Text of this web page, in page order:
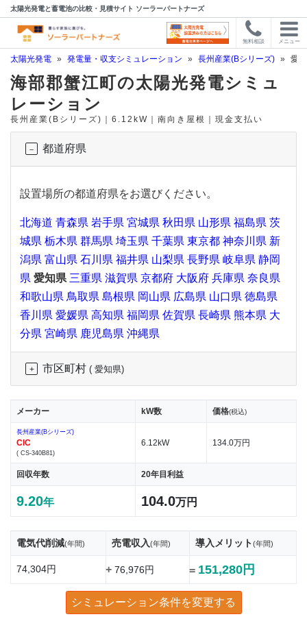
太陽光発電と蓄電池の比較・見積サイト ソーラーパートナーズ
無料相談 メニュー
太陽光発電 » 発電量・収支シミュレーション » 長州産業(Bシリーズ) » 愛
海部郡蟹江町の太陽光発電シミュ
レーション
長州産業(Bシリーズ)｜6.12kW｜南向き屋根｜現金支払い
都道府県
設置場所の都道府県をお選びください。
北海道 青森県 岩手県 宮城県 秋田県 山形県 福島県 茨
城県 栃木県 群馬県 埼玉県 千葉県 東京都 神奈川県 新
潟県 富山県 石川県 福井県 山梨県 長野県 岐阜県 静岡
県 愛知県 三重県 滋賀県 京都府 大阪府 兵庫県 奈良県
和歌山県 鳥取県 島根県 岡山県 広島県 山口県 徳島県
香川県 愛媛県 高知県 福岡県 佐賀県 長崎県 熊本県 大
分県 宮崎県 鹿児島県 沖縄県
市区町村 ( 愛知県)
メーカー kW数 価格(税込)
長州産業(Bシリーズ)
CIC
( CS-340B81)
6.12kW 134.0万円
回収年数 20年目利益
9.20年 104.0万円
電気代削減(年間) 売電収入(年間) 導入メリット(年間)
74,304円 +76,976円 = 151,280円
シミュレーション条件を変更する